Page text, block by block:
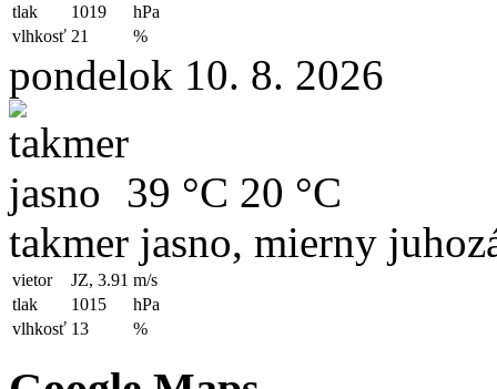
tlak
1019
hPa
vlhkosť 21 %
pondelok 10. 8. 2026
39 °C 20 °C
takmer jasno, mierny
vietor JZ, 3.91 m/s
tlak
1015
hPa
vlhkosť 13 %